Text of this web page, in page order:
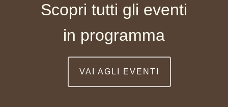
Scopri tutti gli eventi
in programma
VAI AGLI EVENTI